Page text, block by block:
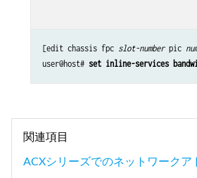
[edit chassis fpc slot-number pic
user@host# set inline-services
関連項目
ACXシリーズでのネットワークア